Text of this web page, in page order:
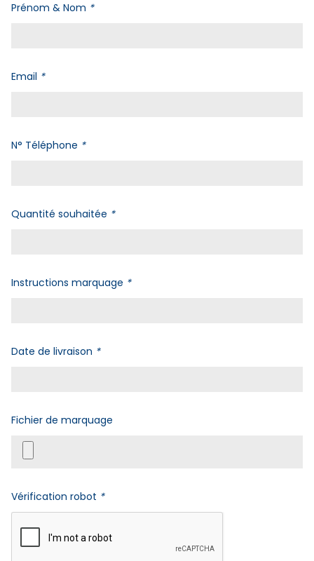
Prénom & Nom *
Email *
N° Téléphone *
Quantité souhaitée *
Instructions marquage *
Date de livraison *
Fichier de marquage
Vérification robot *